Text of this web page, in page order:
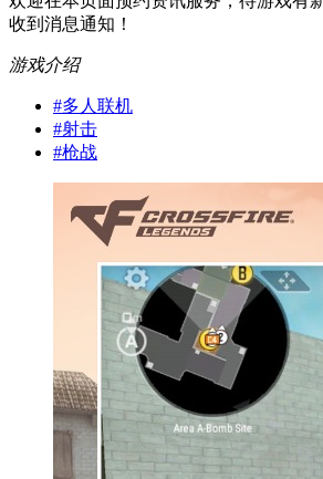
收到消息通知！
游戏介绍
#多人联机
#射击
#枪战